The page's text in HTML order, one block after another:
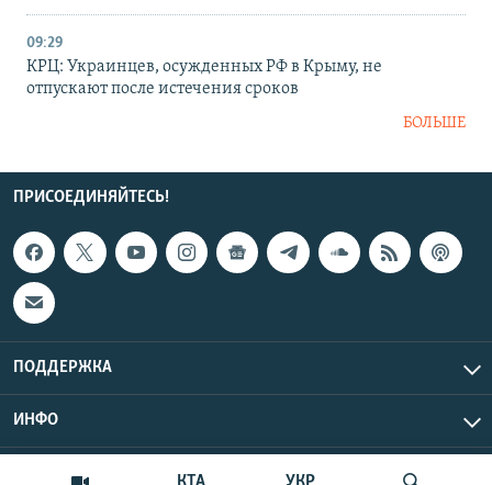
09:29
КРЦ: Украинцев, осужденных РФ в Крыму, не
отпускают после истечения сроков
БОЛЬШЕ
ПРИСОЕДИНЯЙТЕСЬ!
ПОДДЕРЖКА
ИНФО
Copyright Крым.Реалии, 2026 | Все права защищены.
UTC+3